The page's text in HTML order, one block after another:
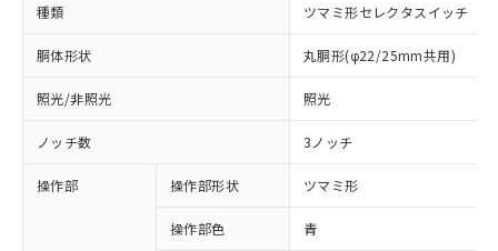
種類 ツマミ形セレクタスイッチ
胴体形状 丸胴形(φ22/25mm共用)
照光/非照光 照光
ノッチ数 3ノッチ
操作部 操作部形状 ツマミ形
操作部色 青